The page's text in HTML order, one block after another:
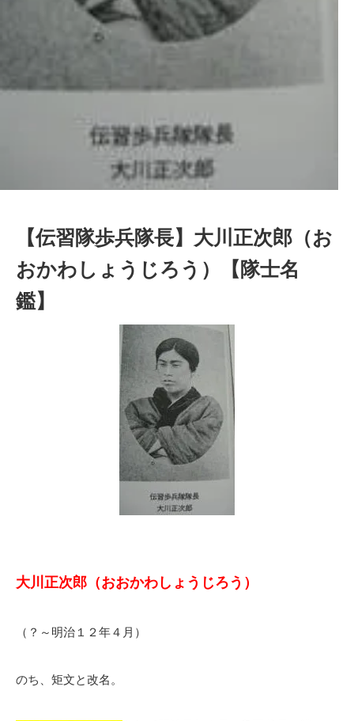
【伝習隊歩兵隊長】大川正次郎（お
おかわしょうじろう）【隊士名
鑑】
大川正次郎（おおかわしょうじろう）
（？～明治１２年４月）
のち、矩文と改名。